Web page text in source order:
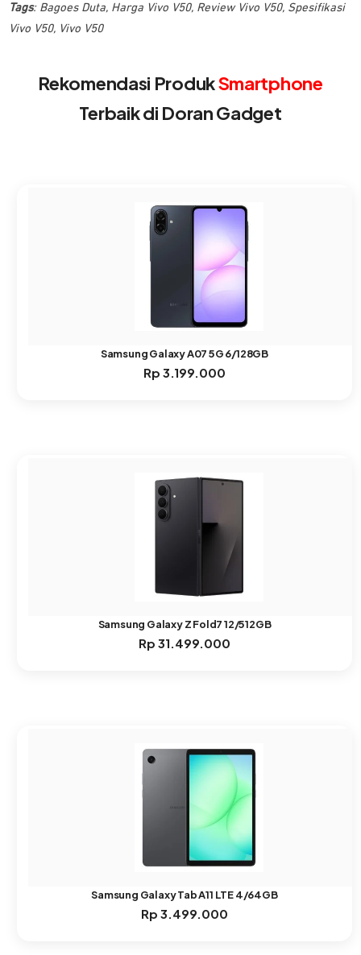
Tags: Bagoes Duta, Harga Vivo V50, Review Vivo V50, Spesifikasi
Vivo V50, Vivo V50
Rekomendasi ProdukSmartphone
Terbaik di Doran Gadget
Samsung Galaxy A07 5G 6/128GB
Rp 3.199.000
Samsung Galaxy Z Fold7 12/512GB
Rp 31.499.000
Samsung Galaxy Tab A11 LTE 4/64GB
Rp 3.499.000